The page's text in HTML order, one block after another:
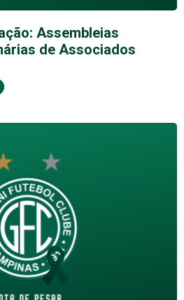
Assembleias
de Associados